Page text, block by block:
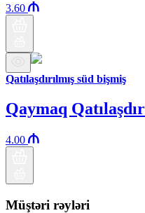
3.60
Qatılaşdırılmış süd bişmiş
Qaymaq
4.00
Müştəri rəyləri